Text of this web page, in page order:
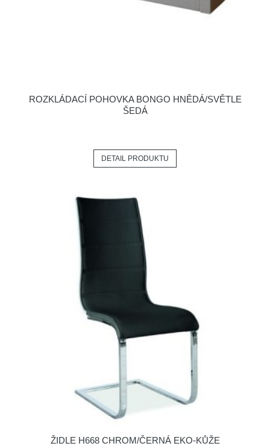
ROZKLÁDACÍ POHOVKA BONGO HNĚDÁ/SVĚTLE
ŠEDÁ
DETAIL PRODUKTU
ŽIDLE H668 CHROM/ČERNÁ EKO-KŮŽE